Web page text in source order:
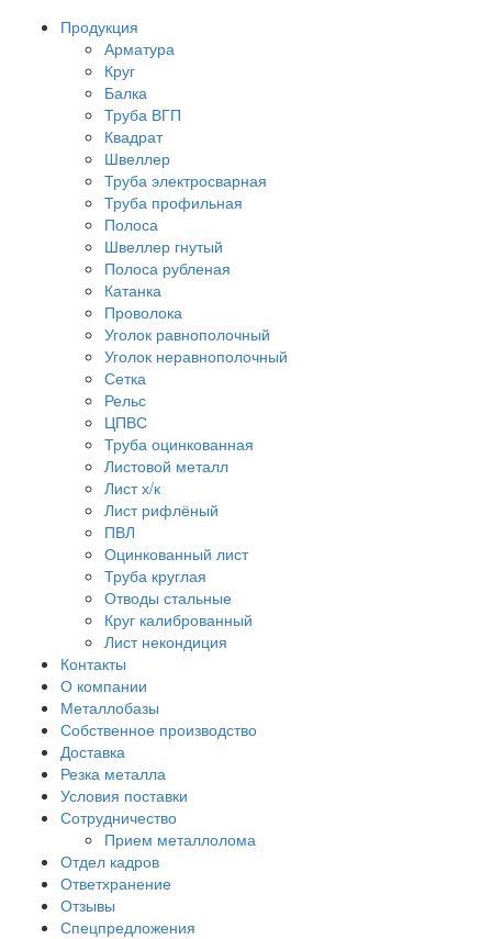
Продукция
Арматура
Круг
Балка
Труба ВГП
Квадрат
Швеллер
Труба электросварная
Труба профильная
Полоса
Швеллер гнутый
Полоса рубленая
Катанка
Проволока
Уголок равнополочный
Уголок неравнополочный
Сетка
Рельс
ЦПВС
Труба оцинкованная
Листовой металл
Лист х/к
Лист рифлёный
ПВЛ
Оцинкованный лист
Труба круглая
Отводы стальные
Круг калиброванный
Лист некондиция
Контакты
О компании
Металлобазы
Собственное производство
Доставка
Резка металла
Условия поставки
Сотрудничество
Прием металлолома
Отдел кадров
Ответхранение
Отзывы
Спецпредложения